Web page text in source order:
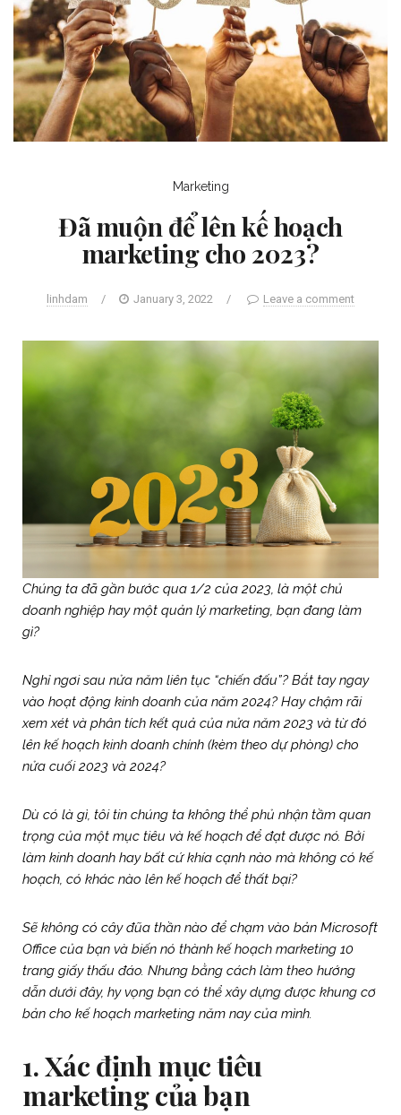
Marketing
Đã muộn để lên kế hoạch
marketing cho 2023?
linhdam / January 3, 2022 / Leave a comment
Chúng ta đã gần bước qua 1/2 của 2023, là một chủ
doanh nghiệp hay một quản lý marketing, bạn đang làm
gì?
Nghỉ ngơi sau nửa năm liên tục “chiến đấu”? Bắt tay ngay
vào hoạt động kinh doanh của năm 2024? Hay chậm rãi
xem xét và phân tích kết quả của nửa năm 2023 và từ đó
lên kế hoạch kinh doanh chính (kèm theo dự phòng) cho
nửa cuối 2023 và 2024?
Dù có là gì, tôi tin chúng ta không thể phủ nhận tầm quan
trọng của một mục tiêu và kế hoạch để đạt được nó. Bởi
làm kinh doanh hay bất cứ khía cạnh nào mà không có kế
hoạch, có khác nào lên kế hoạch để thất bại?
Sẽ không có cây đũa thần nào để chạm vào bản Microsoft
Office của bạn và biến nó thành kế hoạch marketing 10
trang giấy thấu đáo. Nhưng bằng cách làm theo hướng
dẫn dưới đây, hy vọng bạn có thể xây dựng được khung cơ
bản cho kế hoạch marketing năm nay của mình.
1.Xác định mục tiêu
marketing của bạn